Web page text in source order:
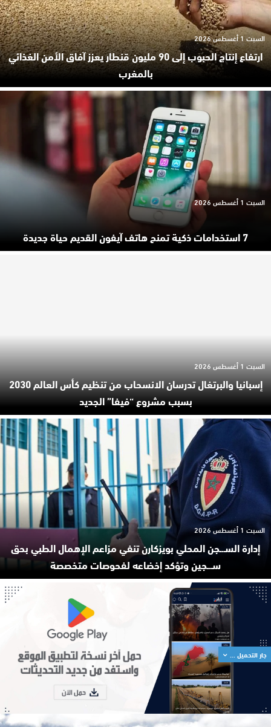
ارتفاع إنتاج الحبوب إلى 90 مليون قنطار يعزز آفاق الأمن الغذائي
بالمغرب
السبت 1 أغسطس 2026
7 استخدامات ذكية تمنح هاتف آيفون القديم حياة جديدة
السبت 1 أغسطس 2026
إسبانيا والبرتغال تدرسان الانسحاب من تنظيم كأس العالم 2030
بسبب مشروع “فيفا” الجديد
السبت 1 أغسطس 2026
إدارة السـ.ـجن المحلي بويزكارن تنفي مزاعم الإهمال الطبي بحق
سـ.ـجين وتؤكد إخضاعه لفحوصات متخصصة
السبت 1 أغسطس 2026
جار التحميل ...